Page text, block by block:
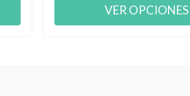
VER OPCIONES